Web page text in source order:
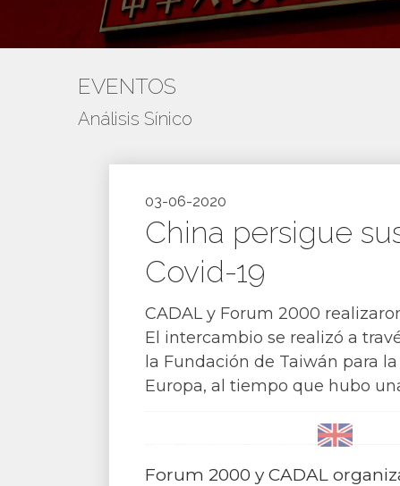
EVENTOS
Análisis Sínico
03-06-2020
China persigue
Covid-19
CADAL y Forum 2000
El intercambio se realizó a
la Fundación de Taiwán para
Europa, al tiempo que hubo
Forum 2000 y CADAL